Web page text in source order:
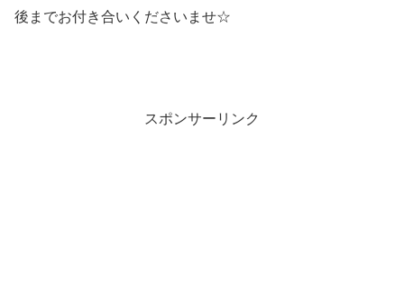
後までお付き合いくださいませ☆
スポンサーリンク